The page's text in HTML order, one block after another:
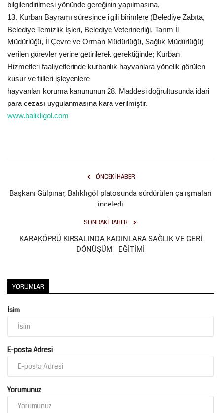
bilgilendirilmesi yönünde gereğinin yapılmasına,
13. Kurban Bayramı süresince ilgili birimlere (Belediye Zabıta,
Belediye Temizlik İşleri, Belediye Veterinerliği, Tarım İl
Müdürlüğü, İl Çevre ve Orman Müdürlüğü, Sağlık Müdürlüğü)
verilen görevler yerine getirilerek gerektiğinde; Kurban
Hizmetleri faaliyetlerinde kurbanlık hayvanlara yönelik görülen
kusur ve fiilleri işleyenlere
hayvanları koruma kanununun 28. Maddesi doğrultusunda idari
para cezası uygulanmasına kara verilmiştir.
www.balikligol.com
ÖNCEKI HABER
Başkanı Gülpınar, Balıklıgöl platosunda sürdürülen çalışmaları
inceledi
SONRAKI HABER
KARAKÖPRÜ KIRSALINDA KADINLARA SAĞLIK VE GERİ
DÖNÜŞÜM EĞİTİMİ
YORUMLAR
İsim
E-posta Adresi
Yorumunuz